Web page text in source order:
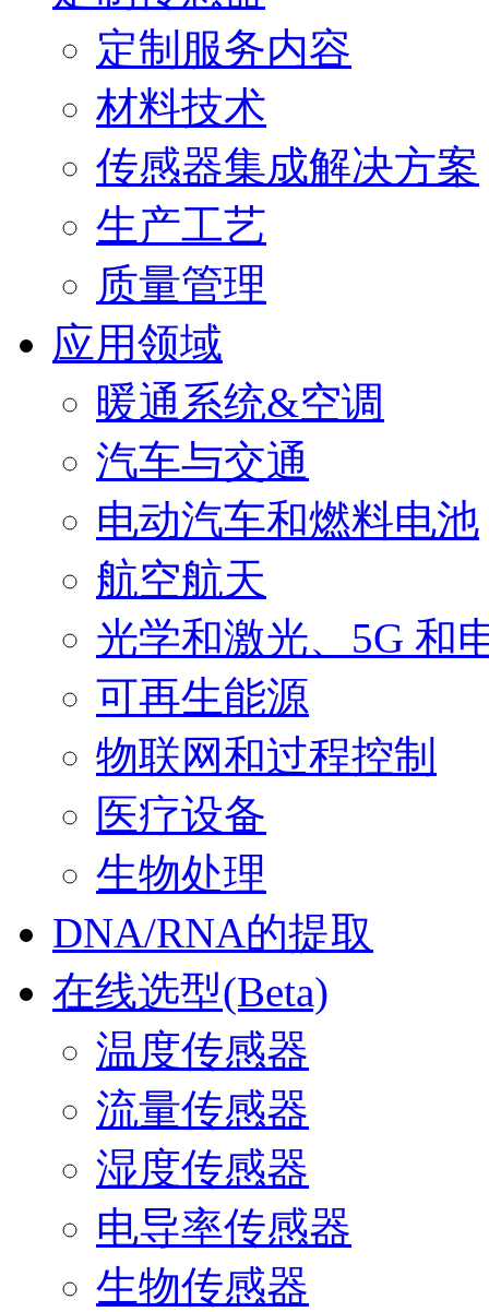
定制服务内容
材料技术
传感器集成解决方案
生产工艺
质量管理
应用领域
暖通系统&空调
汽车与交通
电动汽车和燃料电池
航空航天
光学和激光、5G 和
可再生能源
物联网和过程控制
医疗设备
生物处理
DNA/RNA的提取
在线选型(Beta)
温度传感器
流量传感器
湿度传感器
电导率传感器
生物传感器